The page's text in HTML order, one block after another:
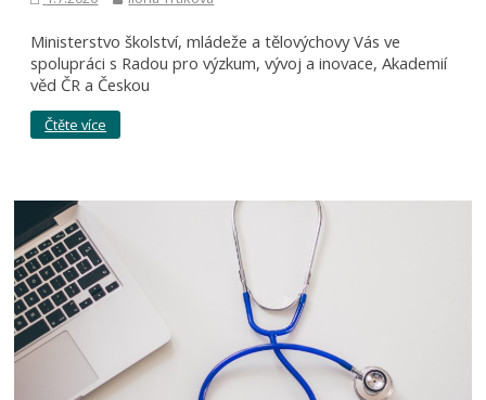
Ministerstvo školství, mládeže a tělovýchovy Vás ve
spolupráci s Radou pro výzkum, vývoj a inovace, Akademií
věd ČR a Českou
Čtěte více